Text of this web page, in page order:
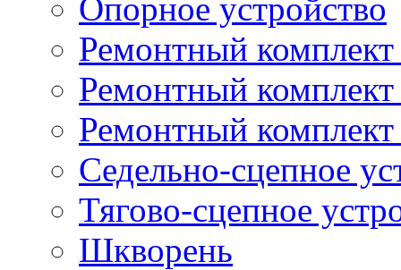
Опорное устройство
Ремонтный комплект
Ремонтный
Ремонтный комплект
Седельно-сцепное
Тягово-сцепное
Шкворень